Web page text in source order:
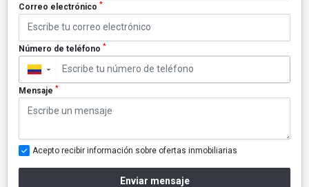
Correo electrónico *
Número de teléfono *
▼
Mensaje *
Acepto recibir información sobre ofertas inmobiliarias
Enviar mensaje